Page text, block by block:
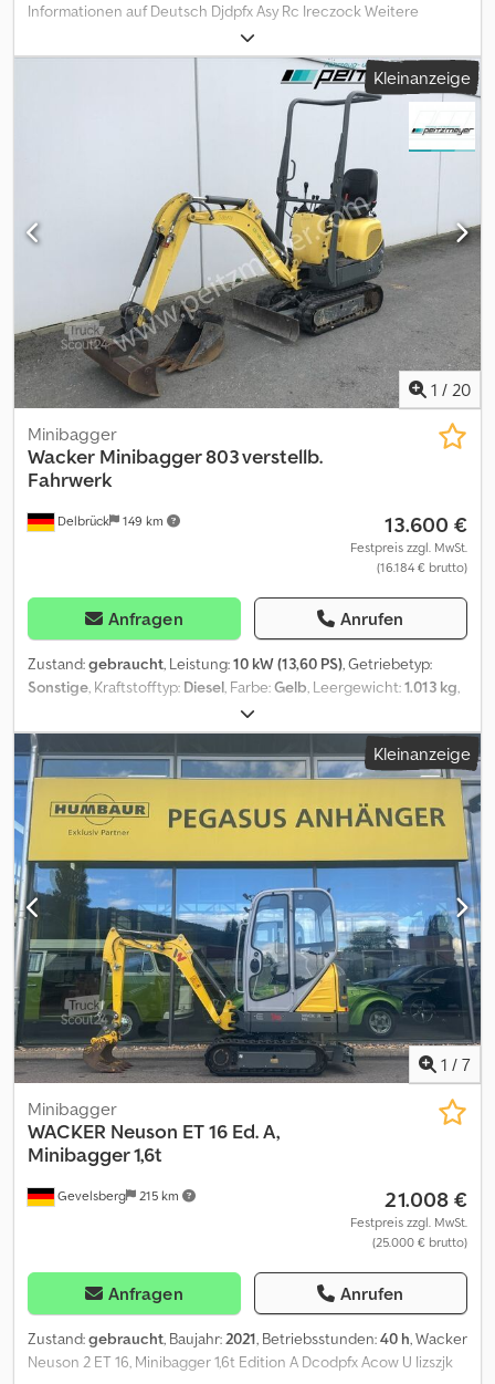
Informationen auf Deutsch Djdpfx Asy Rc Ireczock Weitere
Optionen und Zubehör * Gummiketten * Schnellwechsler
Anmerkungen Baujahr 2022, 1375 h, Betriebsgewicht 1992 kg,
Motorleistung 13,8 kW, Yanmar Motor, LED-Arbeitsscheinwerfer,
mechanischer Schnellwechsler Lehnhoff MS 01, 1 Löffel,
Lasthaken, Batterietrennschalter, Verstellfahrwerk, langer Stiel,
hydraulische Zusatzleitung, neuwertige Gummiketten Nettopreis:
18.500 EUR Mwst. 19 % Bruttopreis: 22.015 EUR Irrtümer und
Zwischenverkauf vorbehalten! Weitere Informationen
Kraftstofftyp: Diesel Antrieb: Raupe Leistung: 14 kW (19 PS)
Motormarke: Yanmar Wenden Sie sich an Philip Müller , , p-), um
weitere Informationen zu erhalten.----Information in English
Additional options and accessories * Quick coupler * Rubber
tracks More information Type of fuel: Diesel Drive: Track Power: 14
kW (19 HP) Make of engine: Yanmar Rental currency: EUR Please
contact Philip Müller , , p-) for more information
Kleinanzeige
1 / 20
Delbrück 149 km
Minibagger
Wacker Minibagger 803 verstellb.
Fahrwerk
13.600 €
Festpreis zzgl. MwSt.
(16.184 € brutto)
Anfragen Anrufen
Zustand:gebraucht, Leistung:10 kW (13,60 PS), Getriebetyp:
Sonstige , Kraftstofftyp: Diesel , Farbe:Gelb , Leergewicht:1.013 kg
, Kettenzustand:
01/2020, Emissionsklasse:keine, Schaufelbreite:8.000 mm,
Federung:Sonstige, Betriebsstunden:1.040 h, Fahrerkabine:
Sonstige, Arbeitsbreite:780 mm, Diesel, Grundfarbe: gelb
Aufbautyp: Wacker Neuson Minibagger 803, 3 Zylinder Yanmar
Dieselmotor mit 9,9 kw / 13,45 PS, Eigengewicht 1.012 kg, ( incl.
Tieflöffel und Schutzdach (55kg) ), Teleskopfahrwerk 700 / 860
mm, mech. Schnellwechsler MS 01, Tieflöffel mit Zähne 300 mm
breit, Grabenräumlöffel 700 mm breit, Lademaße L x B x H 2.747 x
730 x 2.261 mm Dsdpfxevhthle Aczsck
Kleinanzeige
1 / 7
Gevelsberg 215 km
Minibagger
WACKER Neuson ET 16 Ed. A,
Minibagger 1,6t
21.008 €
Festpreis zzgl. MwSt.
(25.000 € brutto)
Anfragen Anrufen
Zustand:gebraucht, Baujahr:2021, Betriebsstunden:40 h, Wacker
Neuson 2 ET 16, Minibagger 1,6t Edition A Dcodpfx Acow U Iizszjk